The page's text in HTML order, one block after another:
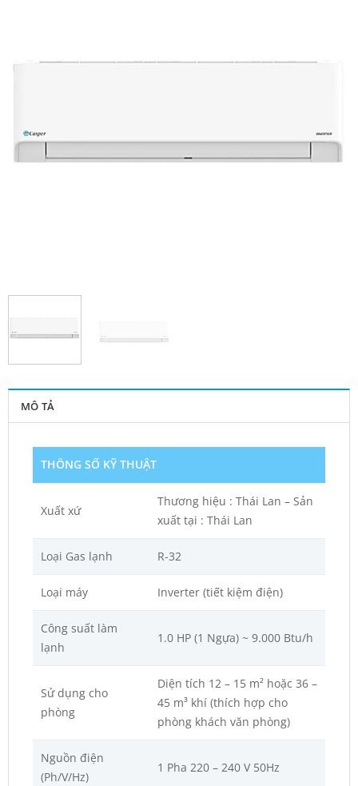
MÔ TẢ
THÔNG SỐ KỸ THUẬT
Xuất xứ
Thương hiệu : Thái Lan – Sản
xuất tại : Thái Lan
Loại Gas lạnh R-32
Loại máy Inverter (tiết kiệm điện)
Công suất làm
lạnh
1.0 HP (1 Ngựa) ~ 9.000 Btu/h
Sử dụng cho
phòng
Diện tích 12 – 15 m² hoặc 36 –
45 m³ khí (thích hợp cho
phòng khách văn phòng)
Nguồn điện
(Ph/V/Hz)
1 Pha 220 – 240 V 50Hz